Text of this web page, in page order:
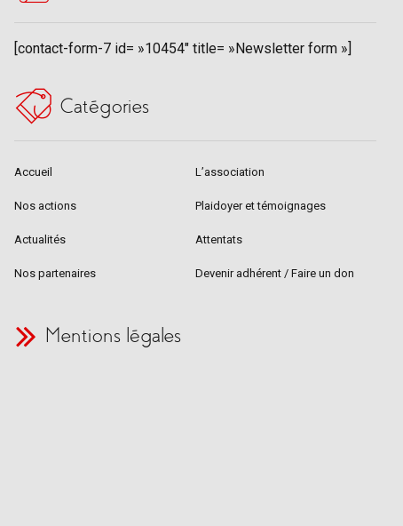
[contact-form-7 id= »10454″ title= »Newsletter form »]
Catégories
Accueil L’association
Nos actions Plaidoyer et témoignages
Actualités Attentats
Nos partenaires Devenir adhérent / Faire un don
Mentions légales